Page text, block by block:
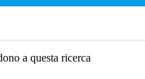
a questa ricerca